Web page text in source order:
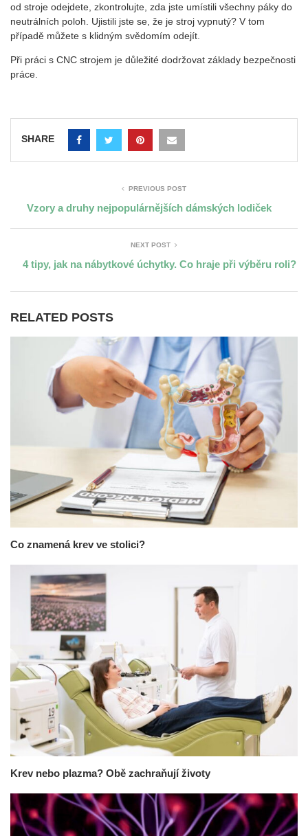
od stroje odejdete, zkontrolujte, zda jste umístili všechny páky do
neutrálních poloh. Ujistili jste se, že je stroj vypnutý? V tom
případě můžete s klidným svědomím odejít.
Při práci s CNC strojem je důležité dodržovat základy bezpečnosti
práce.
SHARE
PREVIOUS POST
Vzory a druhy nejpopulárnějších dámských lodiček
NEXT POST
4 tipy, jak na nábytkové úchytky. Co hraje při výběru roli?
RELATED POSTS
Co znamená krev ve stolici?
Krev nebo plazma? Obě zachraňují životy